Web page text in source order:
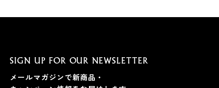
SIGN UP FOR OUR NEWSLETTER
メールマガジンで新商品・